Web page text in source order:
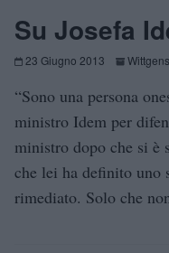
Su Josefa
23 Giugno 2013
“Sono una persona
ministro Idem per
ministro dopo che si è
che lei ha definito uno
rimediato. Solo che